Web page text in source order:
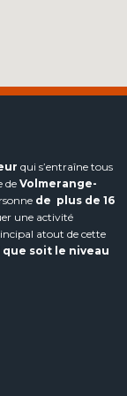
qui s’entraîne tous
de Volmerange-
de plus de 16
une activité
atout de cette
que soit le niveau